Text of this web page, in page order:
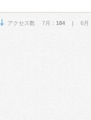
アクセス数 7月： 184 | 6月